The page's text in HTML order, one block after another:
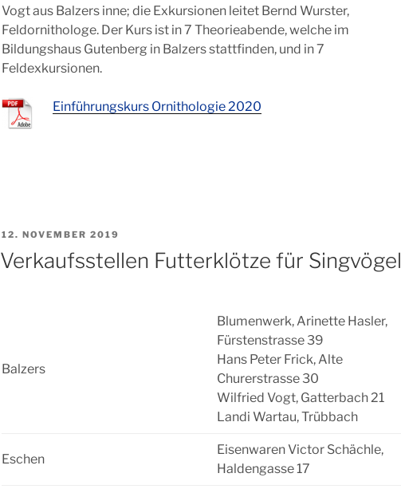
Vogt aus Balzers inne; die Exkursionen leitet Bernd Wurster,
Feldornithologe. Der Kurs ist in 7 Theorieabende, welche im
Bildungshaus Gutenberg in Balzers stattfinden, und in 7
Feldexkursionen.
Einführungskurs Ornithologie 2020
VERÖFFENTLICHT
AM
12. NOVEMBER 2019
Verkaufsstellen Futterklötze für Singvögel
Balzers
Blumenwerk, Arinette Hasler,
Fürstenstrasse 39
Hans Peter Frick, Alte
Churerstrasse 30
Wilfried Vogt, Gatterbach 21
Landi Wartau, Trübbach
Eschen
Eisenwaren Victor Schächle,
Haldengasse 17